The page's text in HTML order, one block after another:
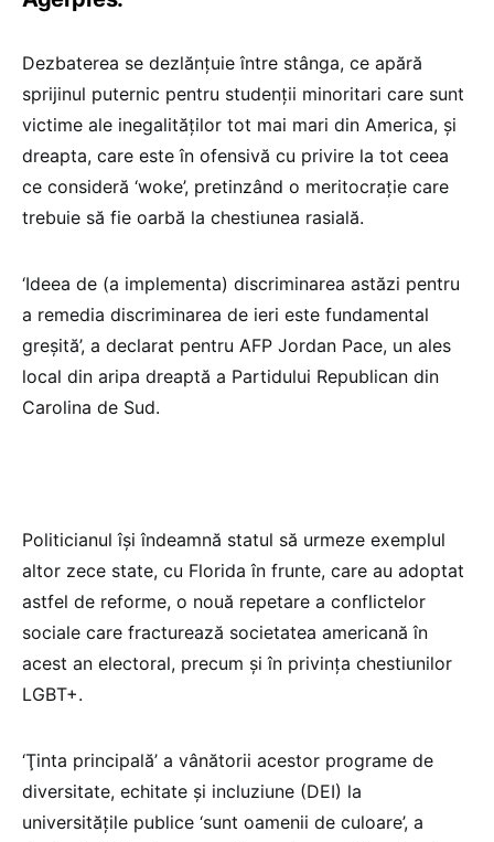
Dezbaterea se dezlănţuie între stânga, ce apără
sprijinul puternic pentru studenţii minoritari care sunt
victime ale inegalităţilor tot mai mari din America, şi
dreapta, care este în ofensivă cu privire la tot ceea
ce consideră ‘woke’, pretinzând o meritocraţie care
trebuie să fie oarbă la chestiunea rasială.
‘Ideea de (a implementa) discriminarea astăzi pentru
a remedia discriminarea de ieri este fundamental
greşită’, a declarat pentru AFP Jordan Pace, un ales
local din aripa dreaptă a Partidului Republican din
Carolina de Sud.
Politicianul îşi îndeamnă statul să urmeze exemplul
altor zece state, cu Florida în frunte, care au adoptat
astfel de reforme, o nouă repetare a conflictelor
sociale care fracturează societatea americană în
acest an electoral, precum şi în privinţa chestiunilor
LGBT+.
‘Ţinta principală’ a vânătorii acestor programe de
diversitate, echitate şi incluziune (DEI) la
universităţile publice ‘sunt oamenii de culoare’, a